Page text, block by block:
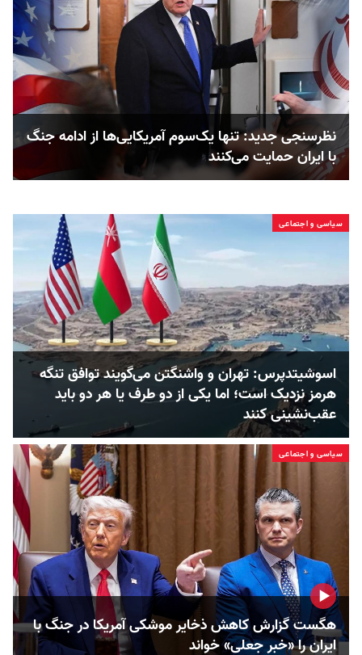
نظرسنجی جدید: تنها یک‌سوم آمریکایی‌ها از ادامه جنگ
با ایران حمایت می‌کنند
سیاسی و اجتماعی
اسوشیتدپرس: تهران و واشنگتن می‌گویند توافق تنگه
هرمز نزدیک است؛ اما یکی از دو طرف یا هر دو باید
عقب‌نشینی کنند
سیاسی و اجتماعی
هگست گزارش کاهش ذخایر موشکی آمریکا در جنگ با
ایران را «خبر جعلی» خواند